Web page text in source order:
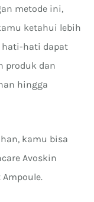
metode ini,
ketahui lebih
hati-hati dapat
produk dan
hingga
kamu bisa
Avoskin
Ampoule.